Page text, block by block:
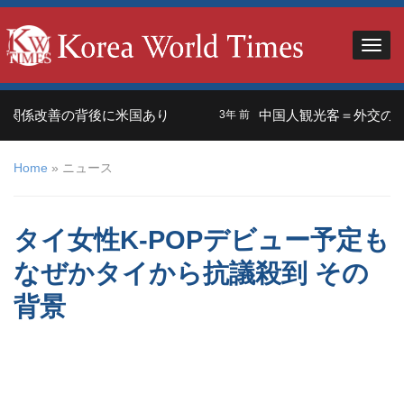
の背後に米国あり 中国人観光客＝外交の武器？
Home » ニュース
タイ女性K-POPデビュー予定も
なぜかタイから抗議殺到 その
背景